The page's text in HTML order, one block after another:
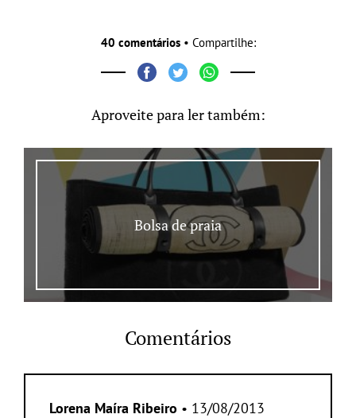
40 comentários• Compartilhe:
Aproveite para ler também:
Bolsa de praia
Comentários
Lorena Maíra Ribeiro • 13/08/2013